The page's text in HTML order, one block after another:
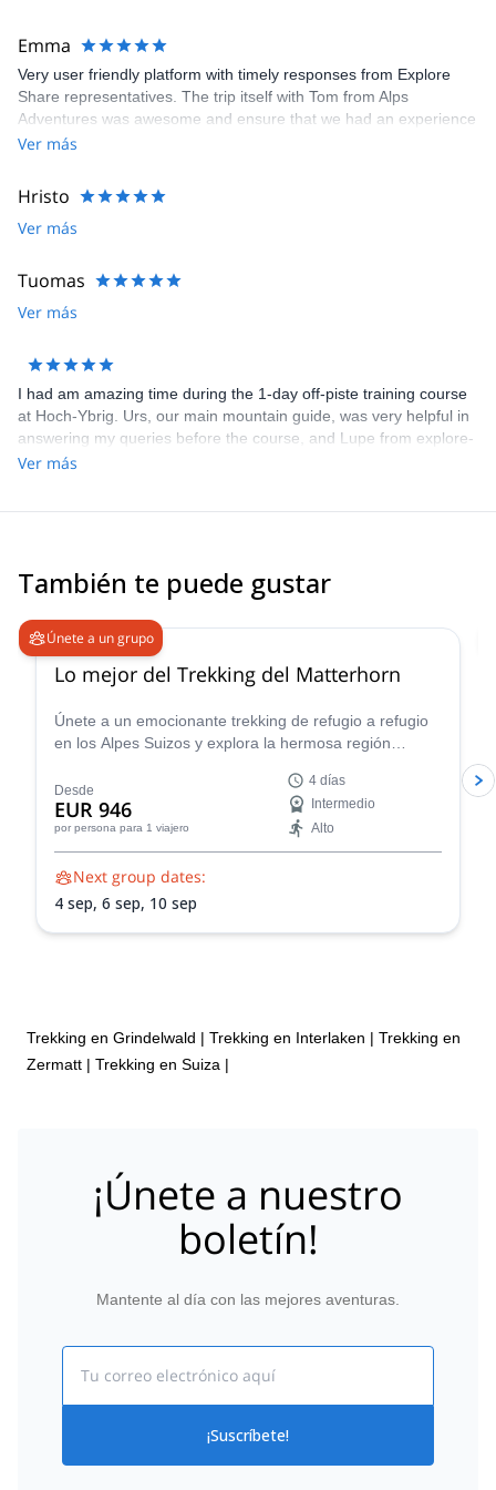
another trip which was still a great experience and lots of fun.
Emma
Very user friendly platform with timely responses from Explore
Share representatives. The trip itself with Tom from Alps
Adventures was awesome and ensure that we had an experience
that was 100% what we wanted. Recommend both the platform
Ver más
Hristo
Ver más
Tuomas
Ver más
I had am amazing time during the 1-day off-piste training course
at Hoch-Ybrig. Urs, our main mountain guide, was very helpful in
answering my queries before the course, and Lupe from explore-
share was helpful in selecting the course. We had 3 groups under
friendly too! The course is good value for money as skis are
included for the weekend in the course price.
Ver más
También te puede gustar
Únete a un grupo
Lo mejor del Trekking del Matterhorn
Únete a un emocionante trekking de refugio a refugio
en los Alpes Suizos y explora la hermosa región
Desde
EUR 946
por persona para 1 viajero
4 días
Intermedio
Alto
Next group dates:
4 sep, 6 sep, 10 sep
Trekking en Grindelwald | Trekking en Interlaken | Trekking en
Zermatt | Trekking en Suiza |
¡Únete a nuestro
boletín!
Mantente al día con las mejores aventuras.
¡Suscríbete!